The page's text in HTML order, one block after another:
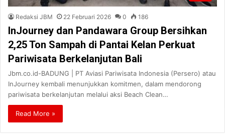
Redaksi JBM 22 Februari 2026 0 186
InJourney dan Pandawara Group Bersihkan
2,25 Ton Sampah di Pantai Kelan Perkuat
Pariwisata Berkelanjutan Bali
Jbm.co.id-BADUNG | PT Aviasi Pariwisata Indonesia (Persero) atau
InJourney kembali menunjukkan komitmen, dalam mendorong
pariwisata berkelanjutan melalui aksi Beach Clean…
Read More »